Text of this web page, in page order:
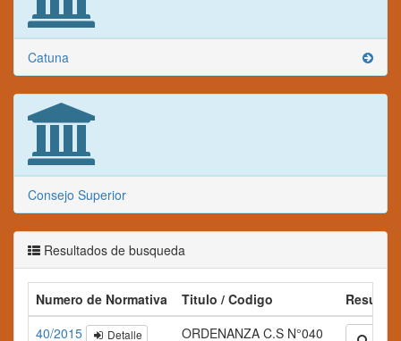
Catuna
Consejo Superior
Resultados de busqueda
Numero de Normativa Titulo / Codigo
40/2015
Detalle ORDENANZA C.S N°040